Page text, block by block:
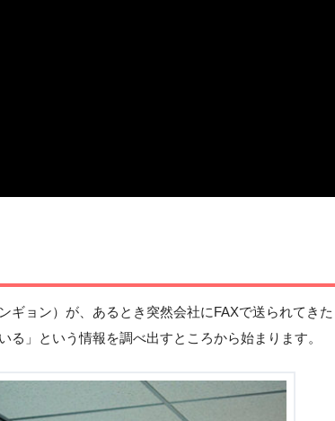
ギョン）が、あるとき突然会社にFAXで送られてきた
る」という情報を調べ出すところから始まります。